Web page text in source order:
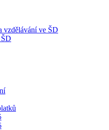
vzdělávání ve ŠD